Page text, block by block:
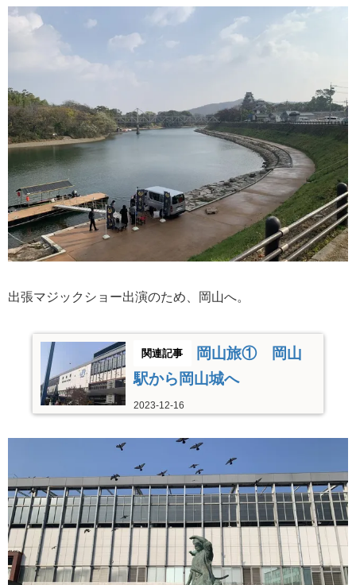
出張マジックショー出演のため、岡山へ。
岡山旅① 岡山
駅から岡山城へ
2023-12-16